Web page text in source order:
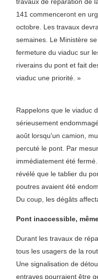
141 commenceront en
octobre. Les travaux
semaines. Le Ministère
fermeture du viaduc sur
riverains du pont et fait
viaduc une priorité. »
Rappelons que le viaduc
sérieusement
août lorsqu'un camion,
percuté le pont. Par
immédiatement été
révélé que le tablier du
poutres avaient été
Du coup, les dégâts
Pont inaccessible,
Durant les travaux de
tous les usagers de la
Une signalisation de
entraves pourraient être